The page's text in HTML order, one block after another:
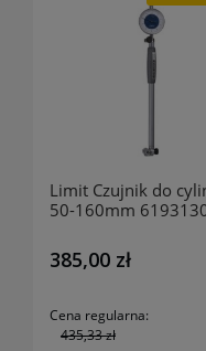
Limit Czujnik do
50-160mm
385,00 zł
Cena regularna:
435,33 zł